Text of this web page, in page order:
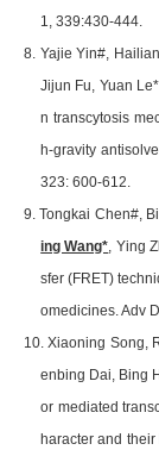
1, 339:430-444.
8. Yajie Yin#,
Jijun Fu, Yuan
n transcytosis
h-gravity
323: 600-612.
9. Tongkai Chen#,
ing Wang*, Ying
sfer (FRET)
omedicines.Adv
10. Xiaoning Song,
enbing Dai, Bing
or mediated
haracter and